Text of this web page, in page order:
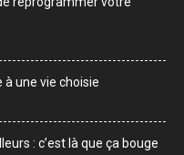
à une vie choisie
: c’est là que ça bouge